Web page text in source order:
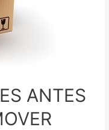
ANTES